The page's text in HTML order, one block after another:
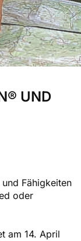
UND
Fähigkeiten
oder
am 14. April